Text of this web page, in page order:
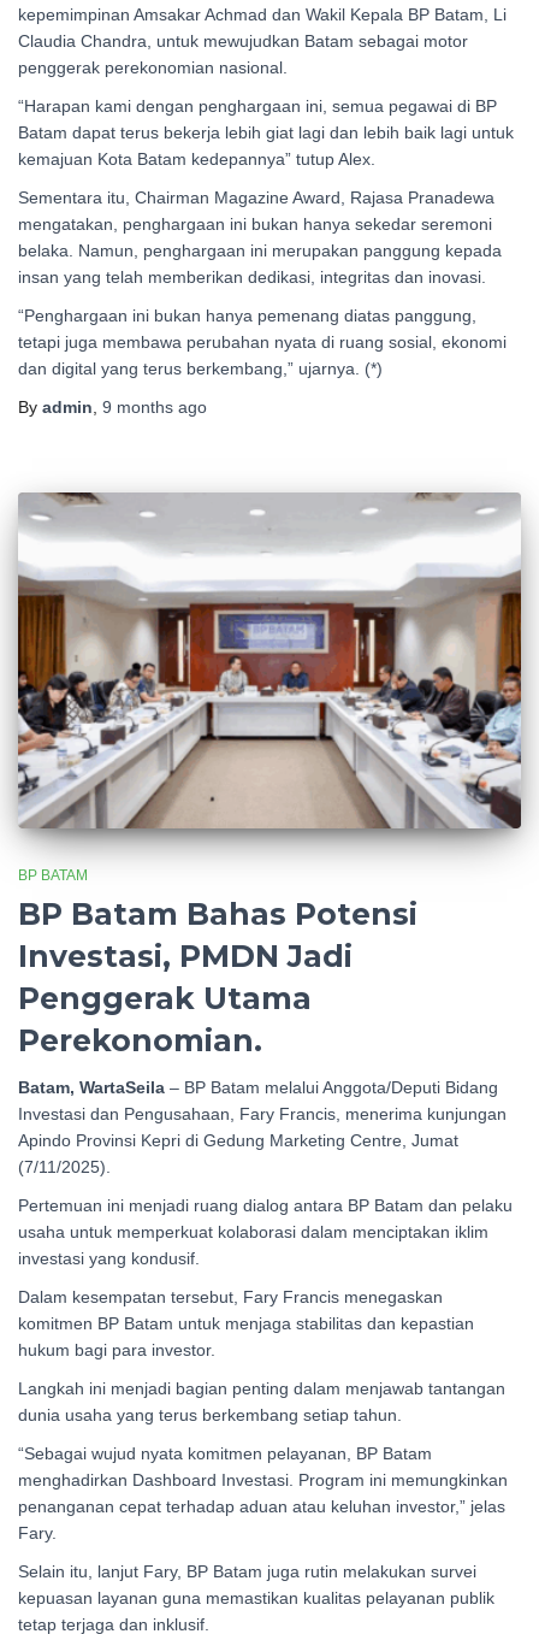
kepemimpinan Amsakar Achmad dan Wakil Kepala BP Batam, Li
Claudia Chandra, untuk mewujudkan Batam sebagai motor
penggerak perekonomian nasional.
“Harapan kami dengan penghargaan ini, semua pegawai di BP
Batam dapat terus bekerja lebih giat lagi dan lebih baik lagi untuk
kemajuan Kota Batam kedepannya” tutup Alex.
Sementara itu, Chairman Magazine Award, Rajasa Pranadewa
mengatakan, penghargaan ini bukan hanya sekedar seremoni
belaka. Namun, penghargaan ini merupakan panggung kepada
insan yang telah memberikan dedikasi, integritas dan inovasi.
“Penghargaan ini bukan hanya pemenang diatas panggung,
tetapi juga membawa perubahan nyata di ruang sosial, ekonomi
dan digital yang terus berkembang,” ujarnya. (*)
By admin, 9 months ago
BP BATAM
BP Batam Bahas Potensi
Investasi, PMDN Jadi
Penggerak Utama
Perekonomian.
Batam, WartaSeila – BP Batam melalui Anggota/Deputi Bidang
Investasi dan Pengusahaan, Fary Francis, menerima kunjungan
Apindo Provinsi Kepri di Gedung Marketing Centre, Jumat
(7/11/2025).
Pertemuan ini menjadi ruang dialog antara BP Batam dan pelaku
usaha untuk memperkuat kolaborasi dalam menciptakan iklim
investasi yang kondusif.
Dalam kesempatan tersebut, Fary Francis menegaskan
komitmen BP Batam untuk menjaga stabilitas dan kepastian
hukum bagi para investor.
Langkah ini menjadi bagian penting dalam menjawab tantangan
dunia usaha yang terus berkembang setiap tahun.
“Sebagai wujud nyata komitmen pelayanan, BP Batam
menghadirkan Dashboard Investasi. Program ini memungkinkan
penanganan cepat terhadap aduan atau keluhan investor,” jelas
Fary.
Selain itu, lanjut Fary, BP Batam juga rutin melakukan survei
kepuasan layanan guna memastikan kualitas pelayanan publik
tetap terjaga dan inklusif.